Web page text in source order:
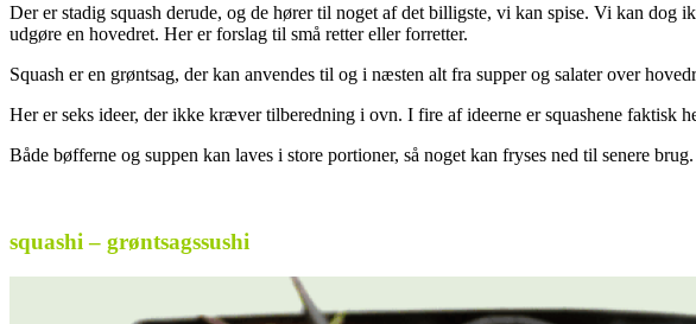
Der er stadig squash derude, og de hører til noget af det billigste, vi kan spise. Vi kan dog
udgøre en hovedret. Her er forslag til små retter eller forretter.
Squash er en grøntsag, der kan anvendes til og i næsten alt fra supper og salater over
Her er seks ideer, der ikke kræver tilberedning i ovn. I fire af ideerne er squashene faktisk
Både bøfferne og suppen kan laves i store portioner, så noget kan fryses ned til senere brug.
squashi – grøntsagssushi